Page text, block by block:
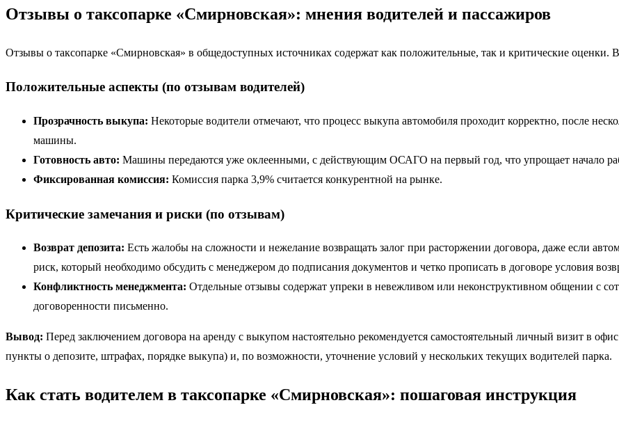
Отзывы о таксопарке «Смирновская»: мнения водителей и пассажиров
Отзывы о таксопарке «Смирновская» в общедоступных источниках содержат как положительные, так и критические оценки.
Положительные аспекты (по отзывам водителей)
Прозрачность выкупа: Некоторые водители отмечают, что процесс выкупа автомобиля проходит корректно, после
машины.
Готовность авто: Машины передаются уже оклеенными, с действующим ОСАГО на первый год, что упрощает начало
Фиксированная комиссия: Комиссия парка 3,9% считается конкурентной на рынке.
Критические замечания и риски (по отзывам)
Возврат депозита: Есть жалобы на сложности и нежелание возвращать залог при расторжении договора, даже если
риск, который необходимо обсудить с менеджером до подписания документов и четко прописать в договоре условия
Конфликтность менеджмента: Отдельные отзывы содержат упреки в невежливом или неконструктивном общении с
договоренности письменно.
Вывод: Перед заключением договора на аренду с выкупом настоятельно рекомендуется самостоятельный личный визит в
пункты о депозите, штрафах, порядке выкупа) и, по возможности, уточнение условий у нескольких текущих водителей парка.
Как стать водителем в таксопарке «Смирновская»: пошаговая инструкция